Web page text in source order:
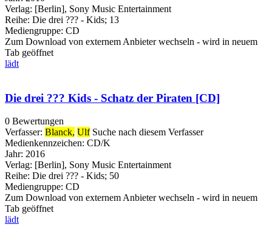
Verlag: [Berlin], Sony Music Entertainment
Reihe: Die drei ??? - Kids; 13
Mediengruppe: CD
Zum Download von externem Anbieter wechseln - wird in neuem
Tab geöffnet
lädt
Die drei ??? Kids - Schatz der Piraten [CD]
0 Bewertungen
Verfasser: Blanck, Ulf Suche nach diesem Verfasser
Medienkennzeichen: CD/K
Jahr: 2016
Verlag: [Berlin], Sony Music Entertainment
Reihe: Die drei ??? - Kids; 50
Mediengruppe: CD
Zum Download von externem Anbieter wechseln - wird in neuem
Tab geöffnet
lädt